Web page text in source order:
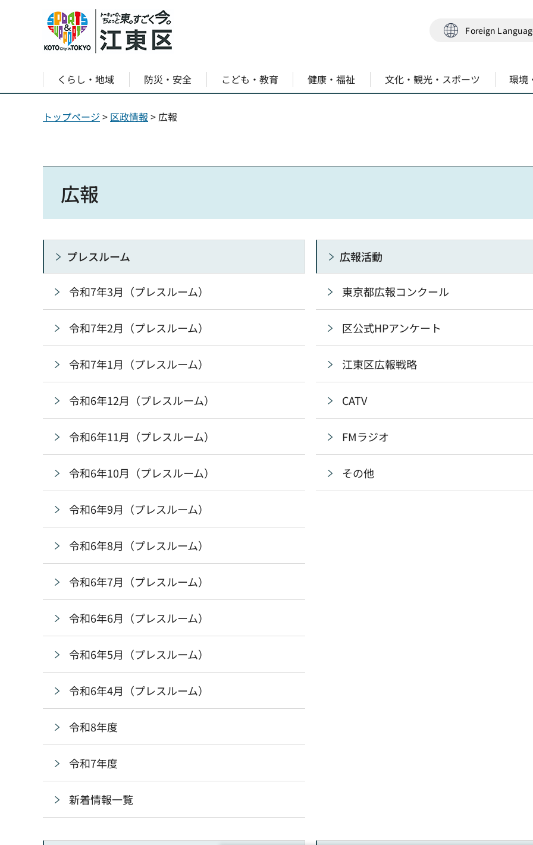
Foreign
くらし・地域 防災・安全 こども・教育 健康・福祉 文化・観光・スポーツ 環境
トップページ > 区政情報 > 広報
広報
プレスルーム
令和7年3月（プレスルーム）
令和7年2月（プレスルーム）
令和7年1月（プレスルーム）
令和6年12月（プレスルーム）
令和6年11月（プレスルーム）
令和6年10月（プレスルーム）
令和6年9月（プレスルーム）
令和6年8月（プレスルーム）
令和6年7月（プレスルーム）
令和6年6月（プレスルーム）
令和6年5月（プレスルーム）
令和6年4月（プレスルーム）
令和8年度
令和7年度
新着情報一覧
広報活動
東京都広報コンクール
区公式HPアンケート
江東区広報戦略
CATV
FMラジオ
その他